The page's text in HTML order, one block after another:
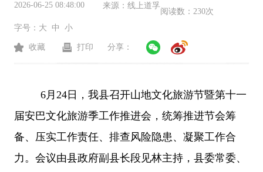
2026-06-25 08:48:00 来源： 线上道孚
阅读数： 230次
字号： 大 中 小
收藏 打印 分享：
6 月 24日，我县召开山地文化旅游节暨第十一
届安巴文化旅游季工作推进会，统筹推进节会筹
备、压实工作责任、排查风险隐患、凝聚工作合
力。会议由县政府副县长段见林主持，县委常委、